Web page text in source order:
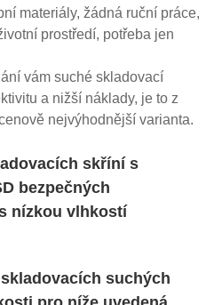
materiály, žádná ruční práce,
prostředí, potřeba jen
vám suché skladovací
a nižší náklady, je to z
nejvýhodnější varianta.
skříní s
bezpečných
nízkou vlhkostí
suchých